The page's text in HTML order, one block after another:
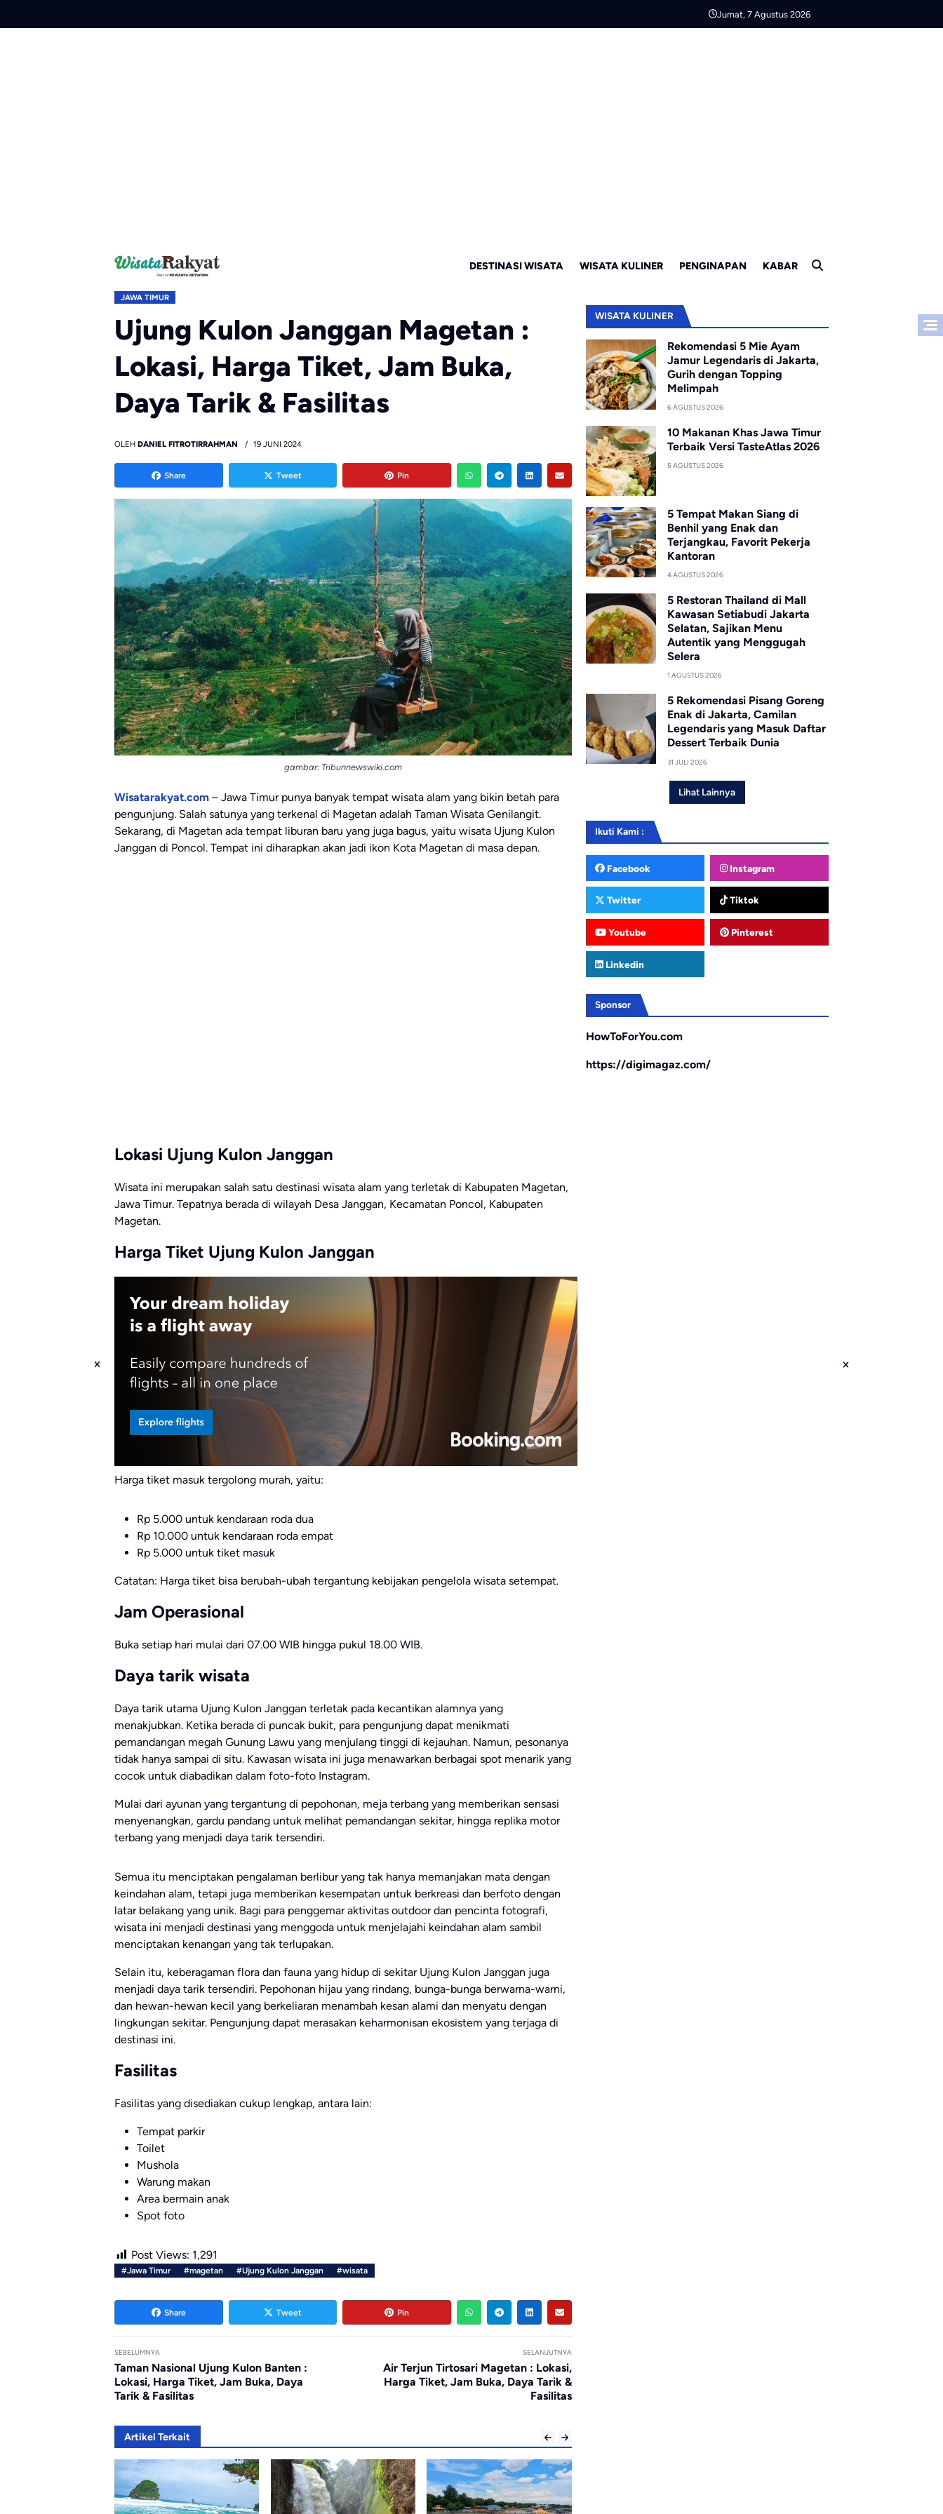
Jumat, 7 Agustus 2026
DESTINASI WISATA WISATA KULINER PENGINAPAN KABAR
JAWA TIMUR
Ujung Kulon Janggan Magetan :
Lokasi, Harga Tiket, Jam Buka,
Daya Tarik & Fasilitas
OLEH DANIEL FITROTIRRAHMAN 19 JUNI 2024
Share Tweet Pin
gambar: Tribunnewswiki.com
Wisatarakyat.com – Jawa Timur punya banyak tempat wisata alam yang bikin betah para
pengunjung. Salah satunya yang terkenal di Magetan adalah Taman Wisata Genilangit.
Sekarang, di Magetan ada tempat liburan baru yang juga bagus, yaitu wisata Ujung Kulon
Janggan di Poncol. Tempat ini diharapkan akan jadi ikon Kota Magetan di masa depan.
Lokasi Ujung Kulon Janggan
Wisata ini merupakan salah satu destinasi wisata alam yang terletak di Kabupaten Magetan,
Jawa Timur. Tepatnya berada di wilayah Desa Janggan, Kecamatan Poncol, Kabupaten
Magetan.
Harga Tiket Ujung Kulon Janggan
Harga tiket masuk tergolong murah, yaitu:
Rp 5.000 untuk kendaraan roda dua
Rp 10.000 untuk kendaraan roda empat
Rp 5.000 untuk tiket masuk
Catatan: Harga tiket bisa berubah-ubah tergantung kebijakan pengelola wisata setempat.
Jam Operasional
Buka setiap hari mulai dari 07.00 WIB hingga pukul 18.00 WIB.
Daya tarik wisata
Daya tarik utama Ujung Kulon Janggan terletak pada kecantikan alamnya yang
menakjubkan. Ketika berada di puncak bukit, para pengunjung dapat menikmati
pemandangan megah Gunung Lawu yang menjulang tinggi di kejauhan. Namun, pesonanya
tidak hanya sampai di situ. Kawasan wisata ini juga menawarkan berbagai spot menarik yang
cocok untuk diabadikan dalam foto-foto Instagram.
Mulai dari ayunan yang tergantung di pepohonan, meja terbang yang memberikan sensasi
menyenangkan, gardu pandang untuk melihat pemandangan sekitar, hingga replika motor
terbang yang menjadi daya tarik tersendiri.
Semua itu menciptakan pengalaman berlibur yang tak hanya memanjakan mata dengan
keindahan alam, tetapi juga memberikan kesempatan untuk berkreasi dan berfoto dengan
latar belakang yang unik. Bagi para penggemar aktivitas outdoor dan pencinta fotografi,
wisata ini menjadi destinasi yang menggoda untuk menjelajahi keindahan alam sambil
menciptakan kenangan yang tak terlupakan.
Selain itu, keberagaman flora dan fauna yang hidup di sekitar Ujung Kulon Janggan juga
menjadi daya tarik tersendiri. Pepohonan hijau yang rindang, bunga-bunga berwarna-warni,
dan hewan-hewan kecil yang berkeliaran menambah kesan alami dan menyatu dengan
lingkungan sekitar. Pengunjung dapat merasakan keharmonisan ekosistem yang terjaga di
destinasi ini.
Fasilitas
Fasilitas yang disediakan cukup lengkap, antara lain:
Tempat parkir
Toilet
Mushola
Warung makan
Area bermain anak
Spot foto
Post Views: 1,291
#Jawa Timur #magetan #Ujung Kulon Janggan #wisata
Share Tweet Pin
SEBELUMNYA
Taman Nasional Ujung Kulon Banten :
Lokasi, Harga Tiket, Jam Buka, Daya
Tarik & Fasilitas
SELANJUTNYA
Air Terjun Tirtosari Magetan : Lokasi,
Harga Tiket, Jam Buka, Daya Tarik &
Fasilitas
Artikel Terkait
WISATA KULINER
Rekomendasi 5 Mie Ayam
Jamur Legendaris di Jakarta,
Gurih dengan Topping
Melimpah
6 AGUSTUS 2026
10 Makanan Khas Jawa Timur
Terbaik Versi TasteAtlas 2026
5 AGUSTUS 2026
5 Tempat Makan Siang di
Benhil yang Enak dan
Terjangkau, Favorit Pekerja
Kantoran
4 AGUSTUS 2026
5 Restoran Thailand di Mall
Kawasan Setiabudi Jakarta
Selatan, Sajikan Menu
Autentik yang Menggugah
Selera
1 AGUSTUS 2026
5 Rekomendasi Pisang Goreng
Enak di Jakarta, Camilan
Legendaris yang Masuk Daftar
Dessert Terbaik Dunia
31 JULI 2026
Lihat Lainnya
Ikuti Kami :
Facebook Instagram
Twitter Tiktok
Youtube Pinterest
Linkedin
Sponsor
HowToForYou.com
https://digimagaz.com/